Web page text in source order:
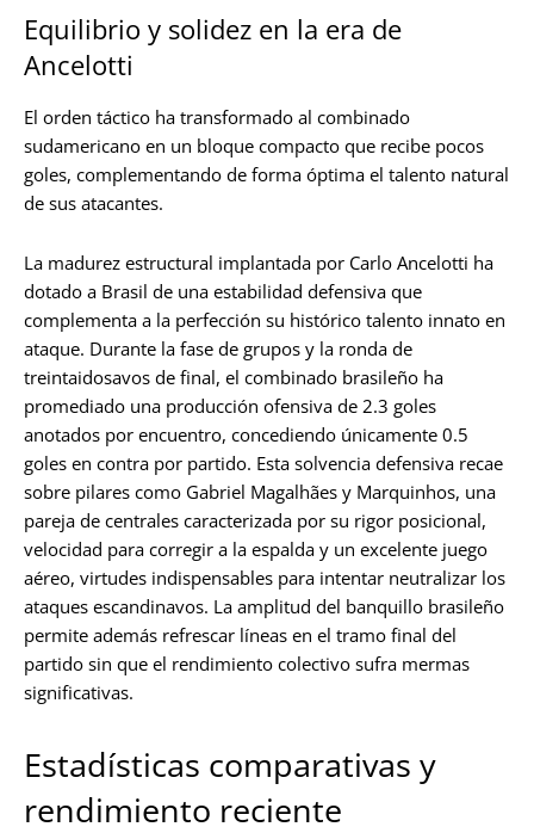
Equilibrio y solidez en la era de
Ancelotti
El orden táctico ha transformado al combinado
sudamericano en un bloque compacto que recibe pocos
goles, complementando de forma óptima el talento natural
de sus atacantes.
La madurez estructural implantada por Carlo Ancelotti ha
dotado a Brasil de una estabilidad defensiva que
complementa a la perfección su histórico talento innato en
ataque. Durante la fase de grupos y la ronda de
treintaidosavos de final, el combinado brasileño ha
promediado una producción ofensiva de 2.3 goles
anotados por encuentro, concediendo únicamente 0.5
goles en contra por partido. Esta solvencia defensiva recae
sobre pilares como Gabriel Magalhães y Marquinhos, una
pareja de centrales caracterizada por su rigor posicional,
velocidad para corregir a la espalda y un excelente juego
aéreo, virtudes indispensables para intentar neutralizar los
ataques escandinavos. La amplitud del banquillo brasileño
permite además refrescar líneas en el tramo final del
partido sin que el rendimiento colectivo sufra mermas
significativas.
Estadísticas comparativas y
rendimiento reciente